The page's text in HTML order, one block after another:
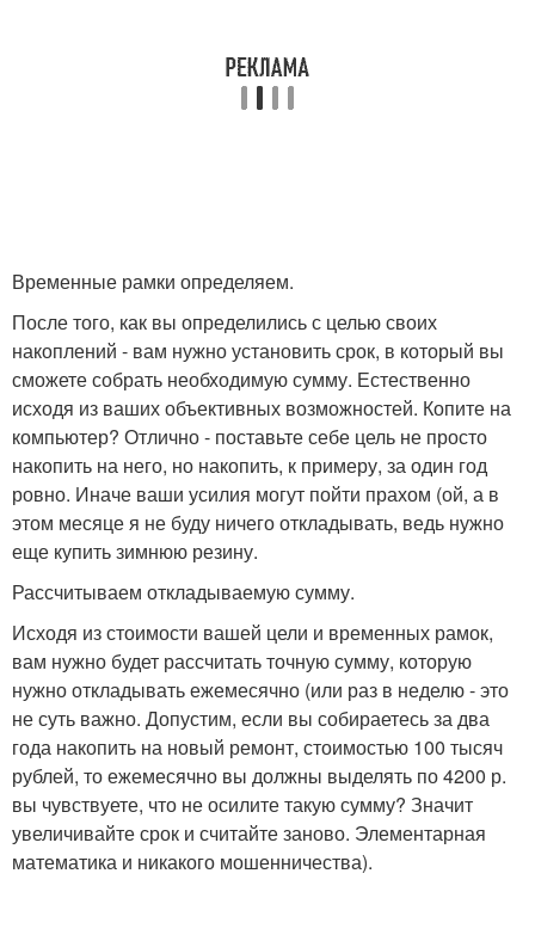
Временные рамки определяем.
После того, как вы определились с целью своих
накоплений - вам нужно установить срок, в который вы
сможете собрать необходимую сумму. Естественно
исходя из ваших объективных возможностей. Копите на
компьютер? Отлично - поставьте себе цель не просто
накопить на него, но накопить, к примеру, за один год
ровно. Иначе ваши усилия могут пойти прахом (ой, а в
этом месяце я не буду ничего откладывать, ведь нужно
еще купить зимнюю резину.
Рассчитываем откладываемую сумму.
Исходя из стоимости вашей цели и временных рамок,
вам нужно будет рассчитать точную сумму, которую
нужно откладывать ежемесячно (или раз в неделю - это
не суть важно. Допустим, если вы собираетесь за два
года накопить на новый ремонт, стоимостью 100 тысяч
рублей, то ежемесячно вы должны выделять по 4200 р.
вы чувствуете, что не осилите такую сумму? Значит
увеличивайте срок и считайте заново. Элементарная
математика и никакого мошенничества).